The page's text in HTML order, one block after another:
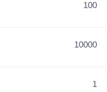
100
10000
1